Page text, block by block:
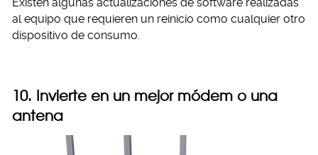
al equipo que requieren un reinicio como cualquier otro
dispositivo de consumo.
10. Invierte en un mejor módem o una
antena